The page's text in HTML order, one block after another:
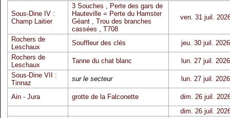
Sous-Dine IV :
Champ Laitier
3 Souches , Perte des gars de
Hauteville = Perte du Hamster
Géant, Trou des branches
cassées , T708
ven. 31 juil.
Rochers de
Leschaux
Souffleur des clés
jeu. 30 juil. 2026
Rochers de
Leschaux
Tanne du chat blanc
lun. 27 juil. 2026
Sous-Dine VII :
Tinnaz
sur le secteur lun. 27 juil. 2026
Ain - Jura grotte de la Falconette
dim. 26 juil.
dim. 26 juil.